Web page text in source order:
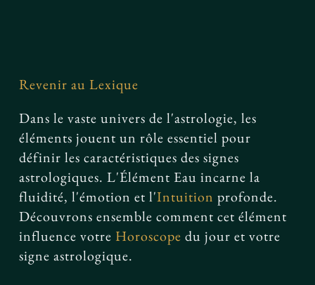
Revenir au Lexique
Dans le vaste univers de l'astrologie, les
éléments jouent un rôle essentiel pour
définir les caractéristiques des signes
astrologiques. L'Élément Eau incarne la
fluidité, l'émotion et l'Intuition profonde.
Découvrons ensemble comment cet élément
influence votre Horoscope du jour et votre
signe astrologique.